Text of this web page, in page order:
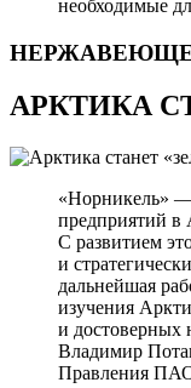
необходимые
АРКТИКА
«Норникель»
предприятий в
С развитием
и
дальнейшая
изучения
и достоверных
Владимир
Правления